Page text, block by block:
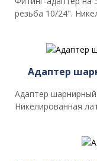
резьба 10/24".
Адаптер
Адаптер
Никелированная